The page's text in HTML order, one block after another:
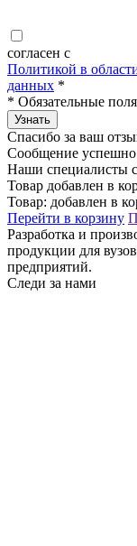
согласен с
Политикой в
данных *
* Обязательные
Узнать
Спасибо за ваш
Сообщение успешно
Наши специалисты
Товар добавлен в
Товар: добавлен в
Перейти в корзину
Разработка и
продукции для
предприятий.
Следи за нами